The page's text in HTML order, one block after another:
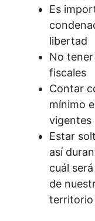
Es
libertad
No
fiscales
Contar
mínimo
vigentes
Estar
así
cuál
de
territorio